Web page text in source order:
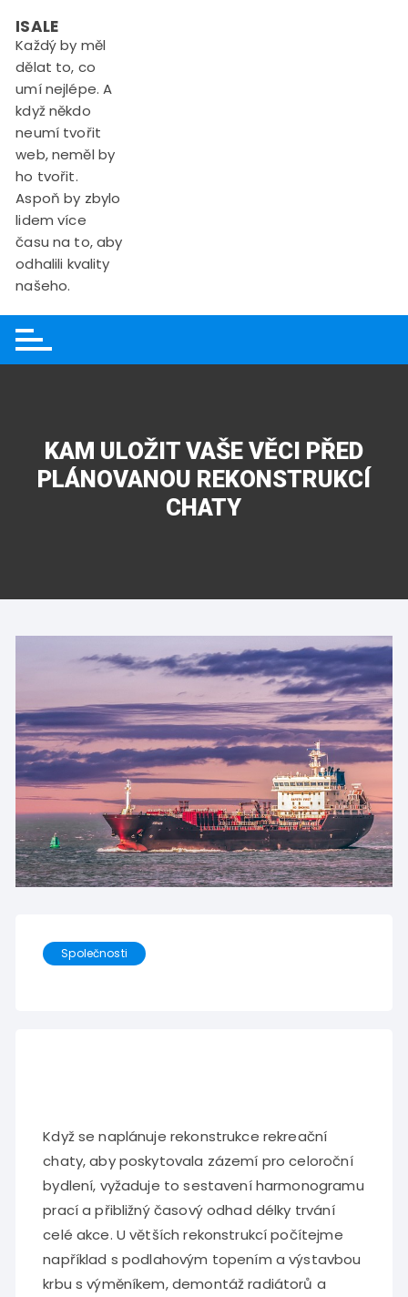
content
ISALE
Každý by měl
dělat to, co
umí nejlépe. A
když někdo
neumí tvořit
web, neměl by
ho tvořit.
Aspoň by zbylo
lidem více
času na to, aby
odhalili kvality
našeho.
KAM ULOŽIT VAŠE VĚCI PŘED
PLÁNOVANOU REKONSTRUKCÍ
CHATY
Společnosti
Když se naplánuje rekonstrukce rekreační
chaty, aby poskytovala zázemí pro celoroční
bydlení, vyžaduje to sestavení harmonogramu
prací a přibližný časový odhad délky trvání
celé akce. U větších rekonstrukcí počítejme
například s podlahovým topením a výstavbou
krbu s výměníkem, demontáž radiátorů a